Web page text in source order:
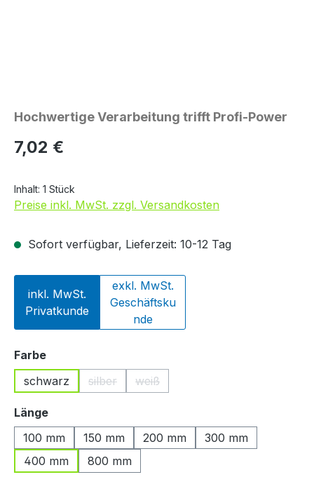
Hochwertige Verarbeitung trifft Profi-Power
Regulärer Preis:
7,02 €
Inhalt: 1 Stück
Preise inkl. MwSt. zzgl. Versandkosten
Sofort verfügbar, Lieferzeit: 10-12 Tag
inkl. MwSt.
Privatkunde
exkl. MwSt.
Geschäftsku
nde
Farbeauswählen
schwarz
silber
(Diese Option ist zurzeit nicht verfügbar.)
weiß
(Diese Option ist zurzeit nicht
Längeauswählen
100 mm
150 mm 200 mm
300 mm
400 mm
800 mm